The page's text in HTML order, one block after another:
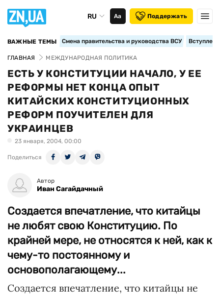
RU Аа Поддержать
ВАЖНЫЕ ТЕМЫ Смена правительства и руководства ВСУ
ГЛАВНАЯ МЕЖДУНАРОДНАЯ ПОЛИТИКА
ЕСТЬ У КОНСТИТУЦИИ НАЧАЛО, У ЕЕ
РЕФОРМЫ НЕТ КОНЦА ОПЫТ
КИТАЙСКИХ КОНСТИТУЦИОННЫХ
РЕФОРМ ПОУЧИТЕЛЕН ДЛЯ
УКРАИНЦЕВ
23 января, 2004, 00:00
Поделиться
Автор
Иван Сагайдачный
Создается впечатление, что китайцы
не любят свою Конституцию. По
крайней мере, не относятся к ней, как к
чему-то постоянному и
основополагающему...
Создается впечатление, что китайцы не